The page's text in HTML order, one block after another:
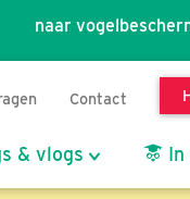
naar
Contact
& vlogs In